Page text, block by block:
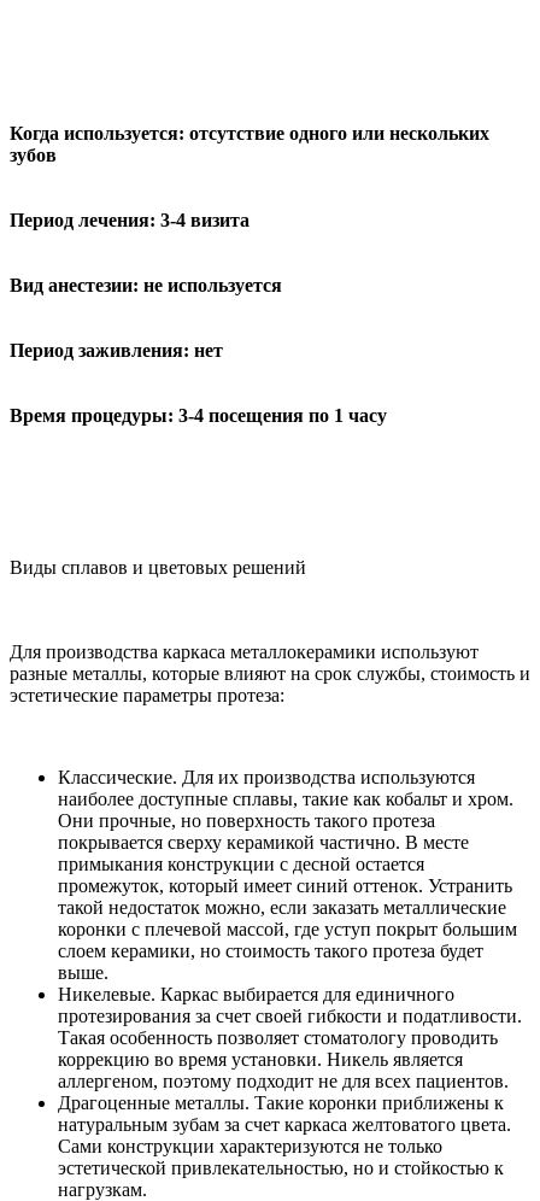
Когда используется: отсутствие одного или нескольких
зубов
Период лечения: 3-4 визита
Вид анестезии: не используется
Период заживления: нет
Время процедуры: 3-4 посещения по 1 часу
Виды сплавов и цветовых решений
Для производства каркаса металлокерамики используют
разные металлы, которые влияют на срок службы, стоимость и
эстетические параметры протеза:
Классические. Для их производства используются
наиболее доступные сплавы, такие как кобальт и хром.
Они прочные, но поверхность такого протеза
покрывается сверху керамикой частично. В месте
примыкания конструкции с десной остается
промежуток, который имеет синий оттенок. Устранить
такой недостаток можно, если заказать металлические
коронки с плечевой массой, где уступ покрыт большим
слоем керамики, но стоимость такого протеза будет
выше.
Никелевые. Каркас выбирается для единичного
протезирования за счет своей гибкости и податливости.
Такая особенность позволяет стоматологу проводить
коррекцию во время установки. Никель является
аллергеном, поэтому подходит не для всех пациентов.
Драгоценные металлы. Такие коронки приближены к
натуральным зубам за счет каркаса желтоватого цвета.
Сами конструкции характеризуются не только
эстетической привлекательностью, но и стойкостью к
нагрузкам.